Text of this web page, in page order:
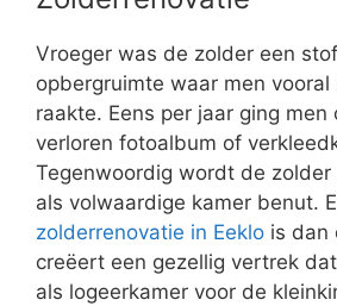
Vroeger was de zolder een
opbergruimte waar men
raakte. Eens per jaar ging men
verloren fotoalbum of
Tegenwoordig wordt de zolder
als volwaardige kamer benut.
zolderrenovatie in Eeklo is dan
creëert een gezellig vertrek
als logeerkamer voor de